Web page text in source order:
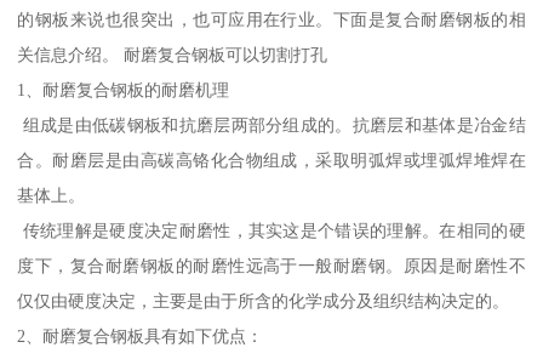
的钢板来说也很突出，也可应用在行业。下面是复合耐磨钢板的相
关信息介绍。 耐磨复合钢板可以切割打孔
1、耐磨复合钢板的耐磨机理
组成是由低碳钢板和抗磨层两部分组成的。抗磨层和基体是冶金结
合。耐磨层是由高碳高铬化合物组成，采取明弧焊或埋弧焊堆焊在
基体上。
传统理解是硬度决定耐磨性，其实这是个错误的理解。在相同的硬
度下，复合耐磨钢板的耐磨性远高于一般耐磨钢。原因是耐磨性不
仅仅由硬度决定，主要是由于所含的化学成分及组织结构决定的。
2、耐磨复合钢板具有如下优点：